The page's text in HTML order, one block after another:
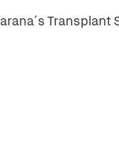
Transplant